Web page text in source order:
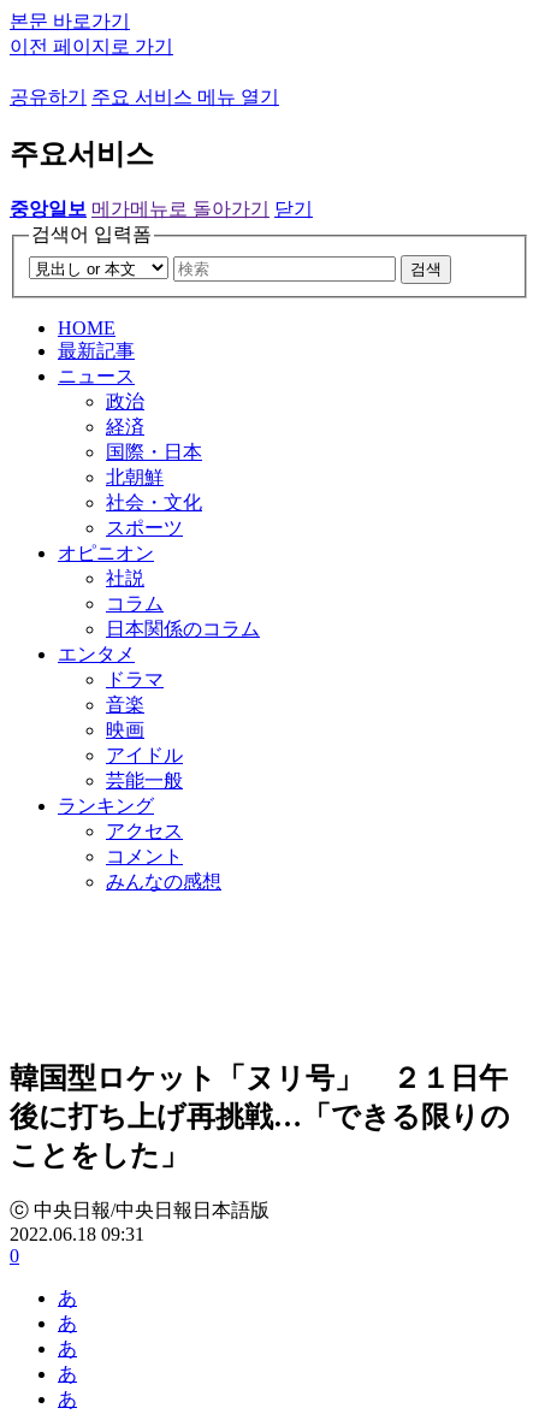
본문 바로가기
이전 페이지로 가기
공유하기 주요 서비스 메뉴 열기
주요서비스
중앙일보 메가메뉴로 돌아가기
닫기
검색어 입력폼
검색
HOME
最新記事
ニュース
政治
経済
国際・日本
北朝鮮
社会・文化
スポーツ
オピニオン
社説
コラム
日本関係のコラム
エンタメ
ドラマ
音楽
映画
アイドル
芸能一般
ランキング
アクセス
コメント
みんなの感想
韓国型ロケット「ヌリ号」 ２１日午
後に打ち上げ再挑戦…「できる限りの
ことをした」
ⓒ 中央日報/中央日報日本語版
2022.06.18 09:31
0
あ
あ
あ
あ
あ